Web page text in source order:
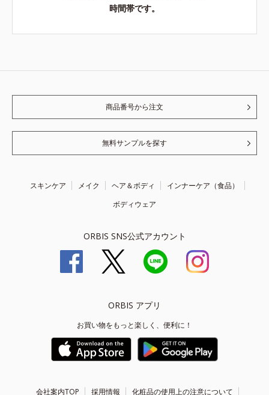
時間帯です。
商品番号から注文
無料サンプルを探す
スキンケア メイク ヘア＆ボディ
インナーケア（食品）
ボディウェア
ORBIS SNS公式アカウント
ORBIS アプリ
お買い物をもっと楽しく、便利に！
会社案内TOP 採用情報 化粧品の使用上の注意について